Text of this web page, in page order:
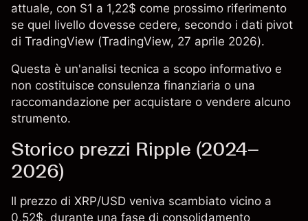
attuale, con S1 a 1,22$ come prossimo riferimento
se quel livello dovesse cedere, secondo i dati pivot
di TradingView (TradingView, 27 aprile 2026).
Questa è un'analisi tecnica a scopo informativo e
non costituisce consulenza finanziaria o una
raccomandazione per acquistare o vendere alcuno
strumento.
Storico prezzi Ripple (2024–
2026)
Il prezzo di XRP/USD veniva scambiato vicino a
0,52$, durante una fase di consolidamento